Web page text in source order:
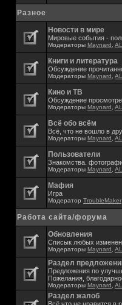
Разное
Новости в мире
Мировые события -
Модераторы Maynard
Книги и литература
Обсуждение
Модераторы Maynard
Кино и ТВ
Обсуждение
Модераторы Maynard
Всё обо всём
Всё, что не вошло в
Модераторы Maynard
Пользователи
Знакомства.
Модераторы Maynard
Мафия
Игра
Модератор TroubleMaker
Работа сайта/форума
Обновления
Списык любых
Модераторы Maynard
Раздел
Предложения по
Пожелания,
Модераторы Maynard
Раздел жалоб